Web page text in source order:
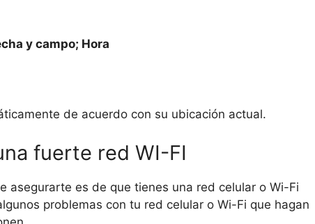
y campo; Hora
de acuerdo con su ubicación actual.
fuerte red WI-FI
asegurarte es de que tienes una red celular o Wi-Fi
problemas con tu red celular o Wi-Fi que hagan